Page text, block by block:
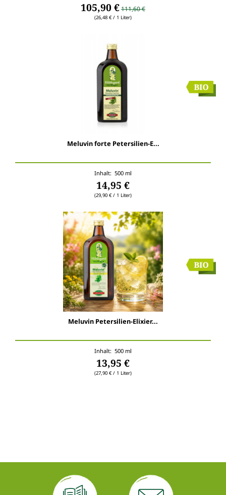
105,90 €111,60 €
(26,48 € / 1 Liter)
Meluvin forte Petersilien-E...
Inhalt: 500 ml
14,95 €
(29,90 € / 1 Liter)
Meluvin Petersilien-Elixier...
Inhalt: 500 ml
13,95 €
(27,90 € / 1 Liter)